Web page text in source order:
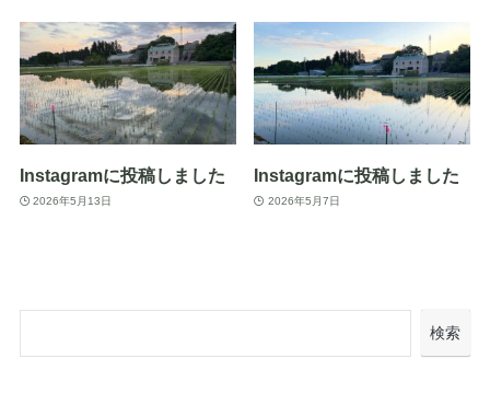
Instagramに投稿しました
2026年5月13日
Instagramに投稿しました
2026年5月7日
検索